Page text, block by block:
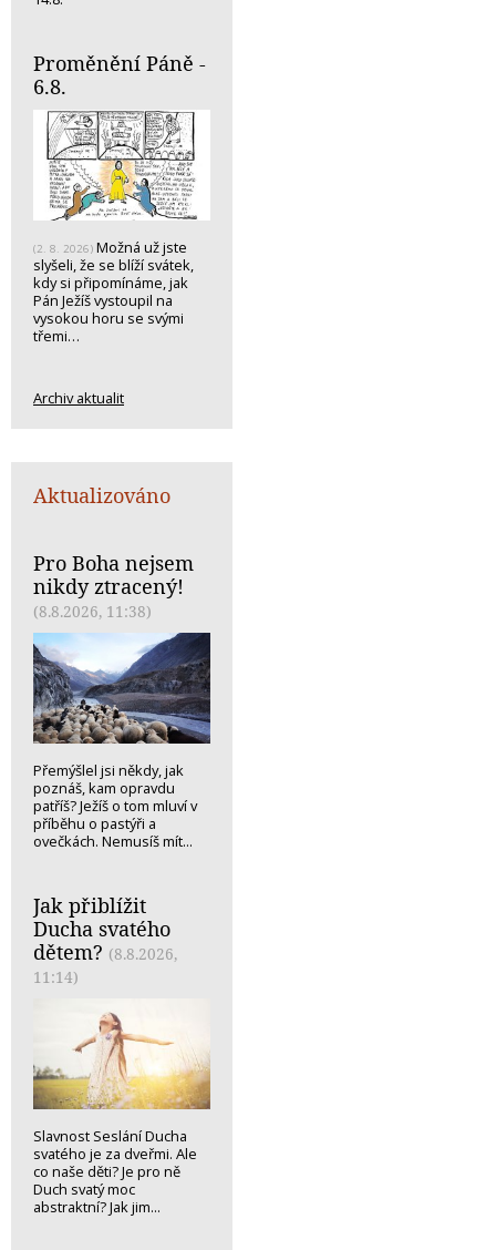
Proměnění Páně -
6.8.
(2. 8. 2026) Možná už jste
slyšeli, že se blíží svátek,
kdy si připomínáme, jak
Pán Ježíš vystoupil na
vysokou horu se svými
třemi…
Archiv aktualit
Aktualizováno
Pro Boha nejsem
nikdy ztracený!
(8.8.2026, 11:38)
Přemýšlel jsi někdy, jak
poznáš, kam opravdu
patříš? Ježíš o tom mluví v
příběhu o pastýři a
ovečkách. Nemusíš mít...
Jak přiblížit
Ducha svatého
dětem? (8.8.2026,
11:14)
Slavnost Seslání Ducha
svatého je za dveřmi. Ale
co naše děti? Je pro ně
Duch svatý moc
abstraktní? Jak jim...